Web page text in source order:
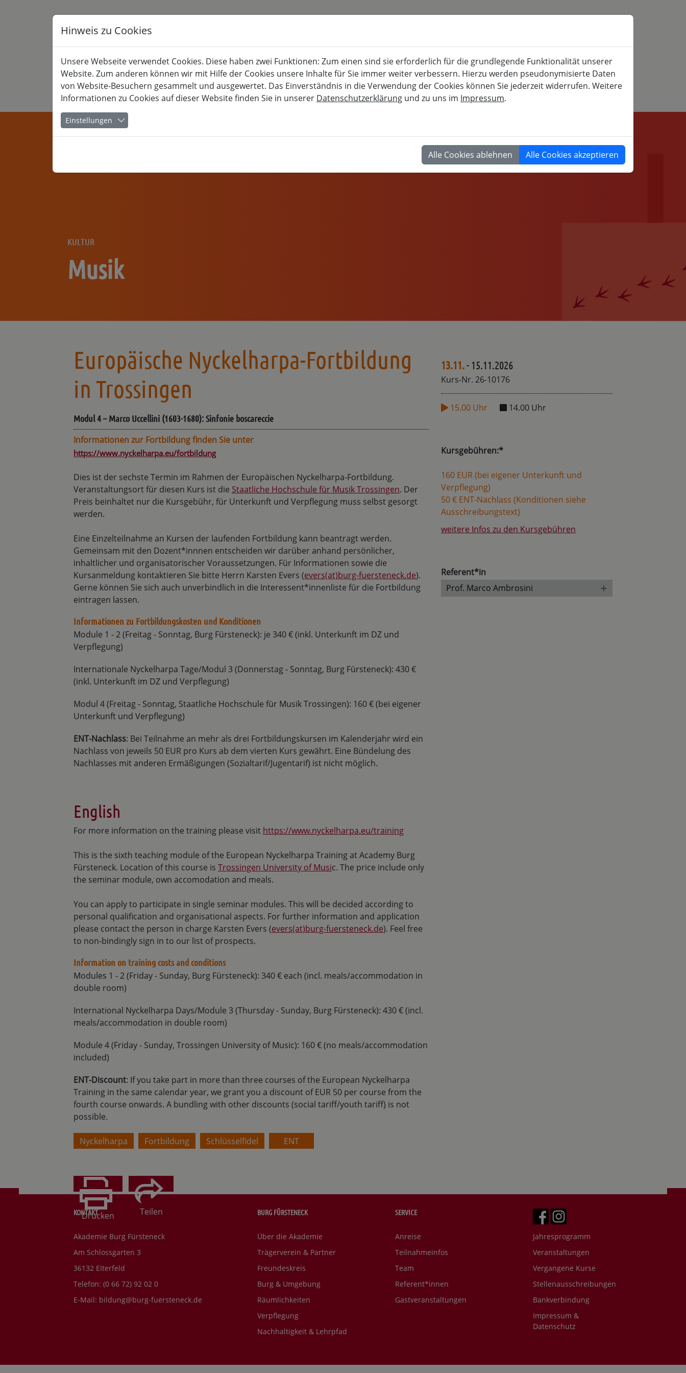
Akademie für musisch-kulturelle, berufliche und gesellschaftspolitische Weiterbildung
KULTUR BERUF GESELLSCHAFT
KULTUR
Musik
Europäische Nyckelharpa-Fortbildung
in Trossingen
Modul 4 – Marco Uccellini (1603-1680): Sinfonie boscareccie
Informationen zur Fortbildung finden Sie unter
https://www.nyckelharpa.eu/fortbildung
Dies ist der sechste Termin im Rahmen der Europäischen Nyckelharpa-Fortbildung.
Veranstaltungsort für diesen Kurs ist die Staatliche Hochschule für Musik Trossingen. Der
Preis beinhaltet nur die Kursgebühr, für Unterkunft und Verpflegung muss selbst gesorgt
werden.
Eine Einzelteilnahme an Kursen der laufenden Fortbildung kann beantragt werden.
Gemeinsam mit den Dozent*innnen entscheiden wir darüber anhand persönlicher,
inhaltlicher und organisatorischer Voraussetzungen. Für Informationen sowie die
Kursanmeldung kontaktieren Sie bitte Herrn Karsten Evers (evers(at)burg-fuersteneck.de).
Gerne können Sie sich auch unverbindlich in die Interessent*innenliste für die Fortbildung
eintragen lassen.
Informationen zu Fortbildungskosten und Konditionen
Module 1 - 2 (Freitag - Sonntag, Burg Fürsteneck): je 340 € (inkl. Unterkunft im DZ und
Verpflegung)
Internationale Nyckelharpa Tage/Modul 3 (Donnerstag - Sonntag, Burg Fürsteneck): 430 €
(inkl. Unterkunft im DZ und Verpflegung)
Modul 4 (Freitag - Sonntag, Staatliche Hochschule für Musik Trossingen): 160 € (bei eigener
Unterkunft und Verpflegung)
ENT-Nachlass: Bei Teilnahme an mehr als drei Fortbildungskursen im Kalenderjahr wird ein
Nachlass von jeweils 50 EUR pro Kurs ab dem vierten Kurs gewährt. Eine Bündelung des
Nachlasses mit anderen Ermäßigungen (Sozialtarif/Jugentarif) ist nicht möglich.
English
For more information on the training please visit https://www.nyckelharpa.eu/training
This is the sixth teaching module of the European Nyckelharpa Training at Academy Burg
Fürsteneck. Location of this course is Trossingen University of Music. The price include only
the seminar module, own accomodation and meals.
You can apply to participate in single seminar modules. This will be decided according to
personal qualification and organisational aspects. For further information and application
please contact the person in charge Karsten Evers (evers(at)burg-fuersteneck.de). Feel free
to non-bindingly sign in to our list of prospects.
Information on training costs and conditions
Modules 1 - 2 (Friday - Sunday, Burg Fürsteneck): 340 € each (incl. meals/accommodation in
double room)
International Nyckelharpa Days/Module 3 (Thursday - Sunday, Burg Fürsteneck): 430 € (incl.
meals/accommodation in double room)
Module 4 (Friday - Sunday, Trossingen University of Music): 160 € (no meals/accommodation
included)
ENT-Discount: If you take part in more than three courses of the European Nyckelharpa
Training in the same calendar year, we grant you a discount of EUR 50 per course from the
fourth course onwards. A bundling with other discounts (social tariff/youth tariff) is not
possible.
Nyckelharpa Fortbildung Schlüsselfidel ENT
Drucken Teilen
13.11.- 15.11.2026
Kurs-Nr. 26-10176
15.00 Uhr 14.00 Uhr
Kursgebühren:*
160 EUR (bei eigener Unterkunft und
Verpflegung)
50 € ENT-Nachlass (Konditionen siehe
Ausschreibungstext)
weitere Infos zu den Kursgebühren
Referent*in
Prof. Marco Ambrosini
+
BURG FÜRSTENECK
Über die Akademie
Trägerverein & Partner
Freundeskreis
Burg & Umgebung
Räumlichkeiten
Verpflegung
Nachhaltigkeit & Lehrpfad
SERVICE
Anreise
Teilnahmeinfos
Team
Referent*innen
Gastveranstaltungen
Jahresprogramm
Veranstaltungen
Vergangene Kurse
Stellenausschreibungen
Bankverbindung
Impressum &
Datenschutz
KONTAKT
Akademie Burg Fürsteneck
Am Schlossgarten 3
36132 Eiterfeld
Telefon: (0 66 72) 92 02 0
E-Mail: bildung@burg-fuersteneck.de
Hinweis zu Cookies
Unsere Webseite verwendet Cookies. Diese haben zwei Funktionen: Zum einen sind sie erforderlich für die grundlegende Funktionalität unserer
Website. Zum anderen können wir mit Hilfe der Cookies unsere Inhalte für Sie immer weiter verbessern. Hierzu werden pseudonymisierte Daten
von Website-Besuchern gesammelt und ausgewertet. Das Einverständnis in die Verwendung der Cookies können Sie jederzeit widerrufen. Weitere
Informationen zu Cookies auf dieser Website finden Sie in unserer Datenschutzerklärung und zu uns im Impressum.
Einstellungen
Alle Cookies ablehnen Alle Cookies akzeptieren